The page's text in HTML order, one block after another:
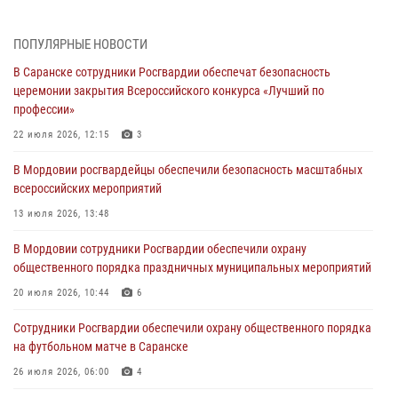
06 августа 2026, 08:14 9
В Саранске сотрудники Росгвардии задержали дебошира,
повредившего имущество в кафе
06 августа 2026, 07:03
незамедлительно
05 августа 2026, 15:04
подозреваемого в причинении телесных повреждений супруге
05 августа 2026, 12:34
проведения масштабного праздника в Темникове
05 августа 2026, 09:04 4
ПОПУЛЯРНЫЕ НОВОСТИ
В Саранске сотрудники Росгвардии обеспечат безопасность
церемонии закрытия Всероссийского конкурса «Лучший по
профессии»
22 июля 2026, 12:15 3
В Мордовии росгвардейцы обеспечили безопасность масштабных
всероссийских мероприятий
13 июля 2026, 13:48
В Мордовии сотрудники Росгвардии обеспечили охрану
общественного порядка праздничных муниципальных мероприятий
20 июля 2026, 10:44 6
Сотрудники Росгвардии обеспечили охрану общественного порядка
на футбольном матче в Саранске
26 июля 2026, 06:00 4